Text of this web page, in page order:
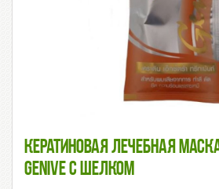
Кератиновая Лечебная
Genive С Шелком